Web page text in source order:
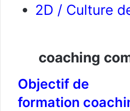
2D / Culture
coaching
Objectif de
formation